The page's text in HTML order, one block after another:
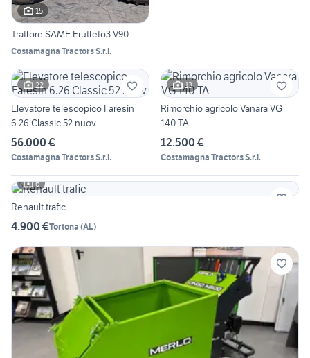
15
Trattore SAME Frutteto3 V90
Costamagna Tractors S.r.l.
22
Elevatore telescopico Faresin
6.26 Classic 52 nuov
56.000 €
Costamagna Tractors S.r.l.
13
Rimorchio agricolo Vanara VG
140 TA
12.500 €
Costamagna Tractors S.r.l.
6
Renault trafic
4.900 €Tortona (AL)